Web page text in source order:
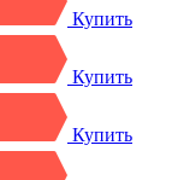
Купить
Купить
Купить